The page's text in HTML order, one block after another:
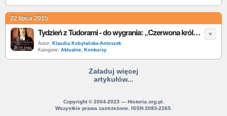
22 lipca 2015
Tydzień z Tudorami - do wygrania: „Czerwona królowa”
Autor: Klaudia Kobylańska-Antoszek
Kategorie: Aktualne, Konkursy
Załaduj więcej
artykułów...
Copyright © 2004-2023 — Historia.org.pl.
Wszystkie prawa zastrzeżone. ISSN 2083-2265.